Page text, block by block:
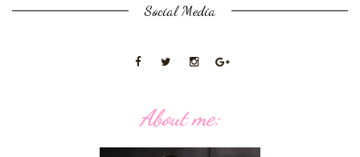
Social Media
About me: